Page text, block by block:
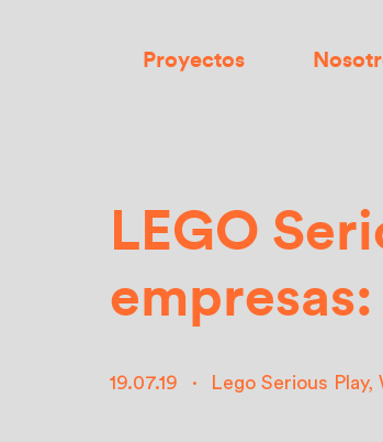
Proyectos
LEGO
19.07.19 · Lego Serious Play,